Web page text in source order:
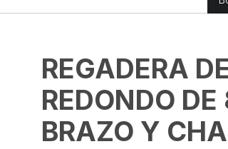
REGADERA
REDONDO DE
BRAZO Y